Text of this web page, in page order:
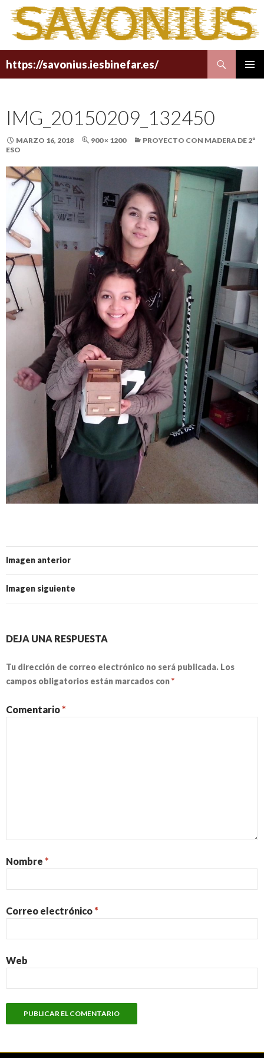
https://savonius.iesbinefar.es/
SALTAR
CONTENIDO
IMG_20150209_132450
MARZO 16, 2018 900 × 1200
PROYECTO CON MADERA DE 2º
ESO
Imagen anterior
Imagen siguiente
DEJA UNA RESPUESTA
Tu dirección de correo electrónico no será publicada. Los
campos obligatorios están marcados con*
Comentario *
Nombre *
Correo electrónico *
Web